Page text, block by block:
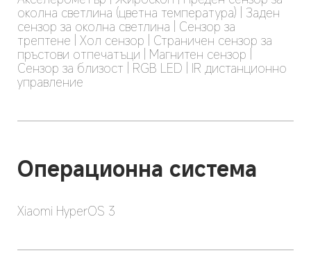
околна светлина (цветна температура) | Заден
сензор за околна светлина | Сензор за
трептене | Хол сензор | Страничен сензор за
пръстови отпечатъци | Магнитен сензор |
Сензор за близост | RGB LED | IR дистанционно
управление
Операционна система
Xiaomi HyperOS 3